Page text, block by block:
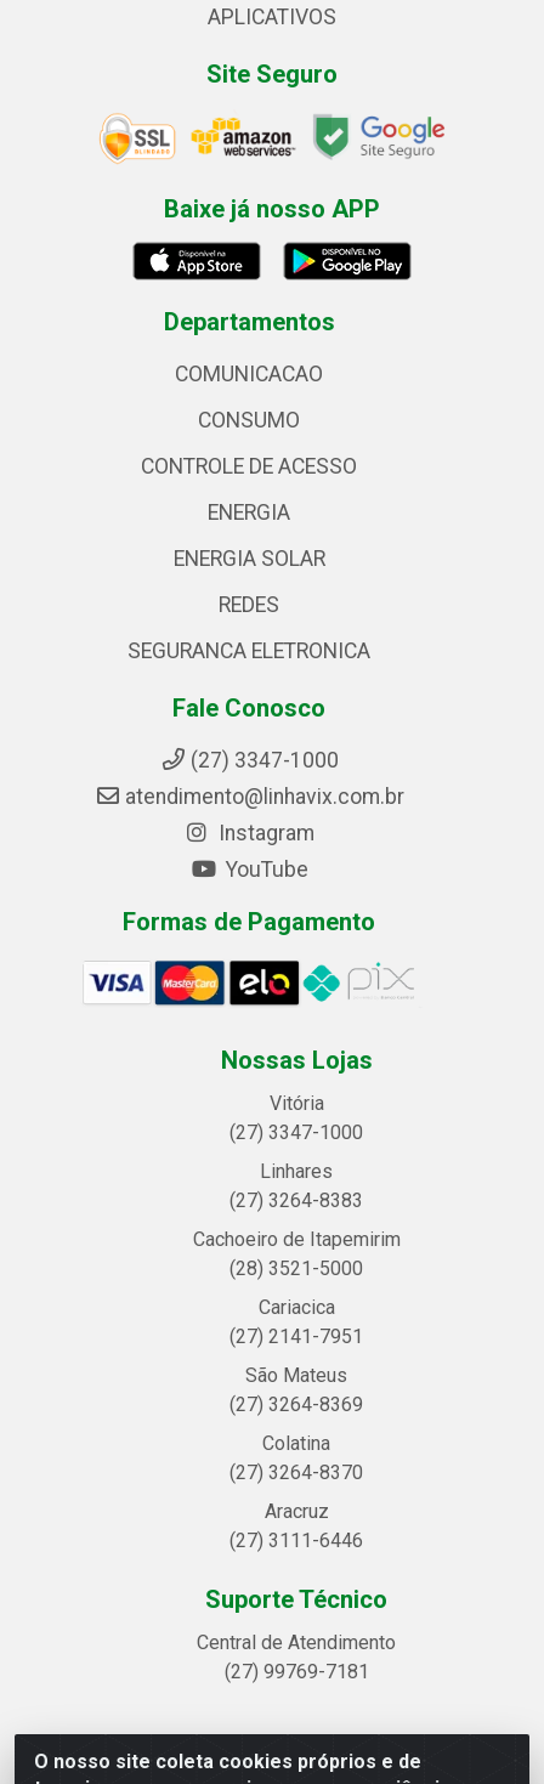
O nosso site coleta cookies próprios e de
APLICATIVOS
Site Seguro
Baixe já nosso APP
Departamentos
COMUNICACAO
CONSUMO
CONTROLE DE ACESSO
ENERGIA
ENERGIA SOLAR
REDES
SEGURANCA ELETRONICA
Fale Conosco
(27) 3347-1000
atendimento@linhavix.com.br
Instagram
YouTube
Formas de Pagamento
Nossas Lojas
Vitória
(27) 3347-1000
Linhares
(27) 3264-8383
Cachoeiro de Itapemirim
(28) 3521-5000
Cariacica
(27) 2141-7951
São Mateus
(27) 3264-8369
Colatina
(27) 3264-8370
Aracruz
(27) 3111-6446
Suporte Técnico
Central de Atendimento
(27) 99769-7181
Linhavix Distribuidora LTDA - Avenida Alegre, 2521 -